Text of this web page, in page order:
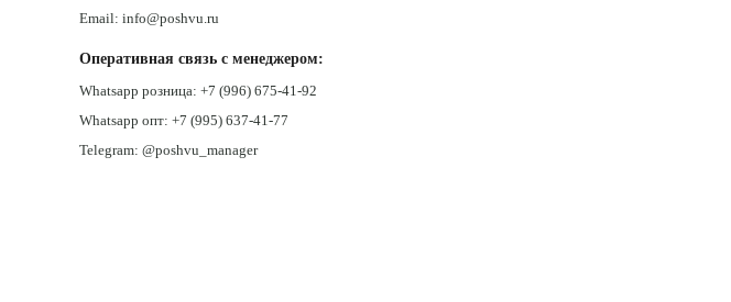
Email: info@poshvu.ru
Оперативная связь с менеджером:
Whatsapp розница: +7 (996) 675-41-92
Whatsapp опт: +7 (995) 637-41-77
Telegram: @poshvu_manager